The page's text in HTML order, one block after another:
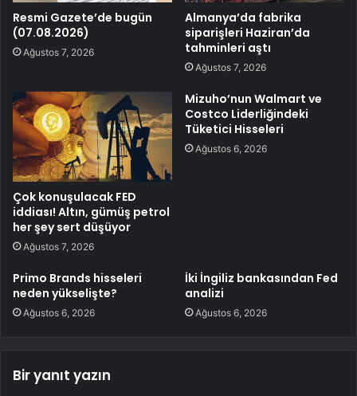
Resmi Gazete’de bugün
(07.08.2026)
Ağustos 7, 2026
Almanya’da fabrika
siparişleri Haziran’da
tahminleri aştı
Ağustos 7, 2026
Çok konuşulacak FED
iddiası! Altın, gümüş petrol
her şey sert düşüyor
Ağustos 7, 2026
Mizuho’nun Walmart ve
Costco Liderliğindeki
Tüketici Hisseleri
Ağustos 6, 2026
Primo Brands hisseleri
neden yükselişte?
Ağustos 6, 2026
İki İngiliz bankasından Fed
analizi
Ağustos 6, 2026
Bir yanıt yazın